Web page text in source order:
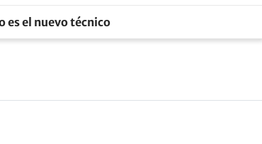
es el nuevo técnico